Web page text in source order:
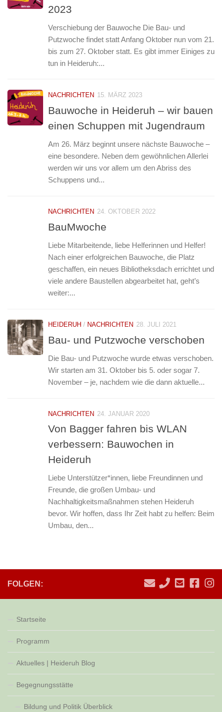
2023
Verschiebung der Bauwoche Die Bau- und
Putzwoche findet statt Anfang Oktober nun vom 21.
bis zum 27. Oktober statt. Es gibt immer Einiges zu
tun in Heideruh:...
NACHRICHTEN 15. MÄRZ 2023
Bauwoche in Heideruh – wir bauen
einen Schuppen mit Jugendraum
Am 26. März beginnt unsere nächste Bauwoche –
eine besondere. Neben dem gewöhnlichen Allerlei
werden wir uns vor allem um den Abriss des
Schuppens und...
NACHRICHTEN 24. OKTOBER 2022
BauMwoche
Liebe Mitarbeitende, liebe Helferinnen und Helfer!
Nach einer erfolgreichen Bauwoche, die Platz
geschaffen, ein neues Bibliotheksdach errichtet und
viele andere Baustellen abgearbeitet hat, geht’s
weiter:...
HEIDERUH / NACHRICHTEN 28. JULI 2021
Bau- und Putzwoche verschoben
Die Bau- und Putzwoche wurde etwas verschoben.
Wir starten am 31. Oktober bis 5. oder sogar 7.
November – je, nachdem wie die dann aktuelle...
NACHRICHTEN 24. JANUAR 2020
Von Bagger fahren bis WLAN
verbessern: Bauwochen in
Heideruh
Liebe Unterstützer*innen, liebe Freundinnen und
Freunde, die großen Umbau- und
Nachhaltigkeitsmaßnahmen stehen Heideruh
bevor. Wir hoffen, dass Ihr Zeit habt zu helfen: Beim
Umbau, den...
FOLGEN:
Startseite
Programm
Aktuelles | Heideruh Blog
Begegnungsstätte
Bildung und Politik Überblick